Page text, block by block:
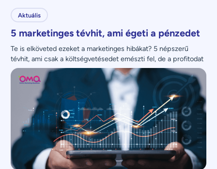
Aktuális
5 marketinges tévhit, ami égeti a pénzedet
Te is elköveted ezeket a marketinges hibákat? 5 népszerű
tévhit, ami csak a költségvetésedet emészti fel, de a profitodat
nem növeli.